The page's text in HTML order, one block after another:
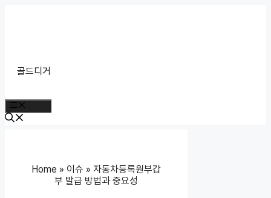
골드디거
Home » 이슈 »자동차등록원부갑
부 발급 방법과 중요성